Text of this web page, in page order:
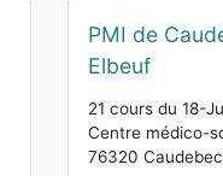
PMI de
Elbeuf
21 cours du 18-
Centre médico-
76320